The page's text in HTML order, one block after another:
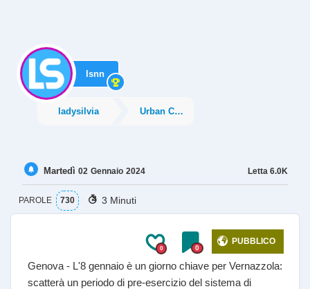
lsnn
ladysilvia Urban City
Letta 6.0K
Martedì 02 Gennaio 2024
PAROLE 730 3 Minuti
0 0
PUBBLICO
Genova - L'8 gennaio è un giorno chiave per Vernazzola:
scatterà un periodo di pre-esercizio del sistema di